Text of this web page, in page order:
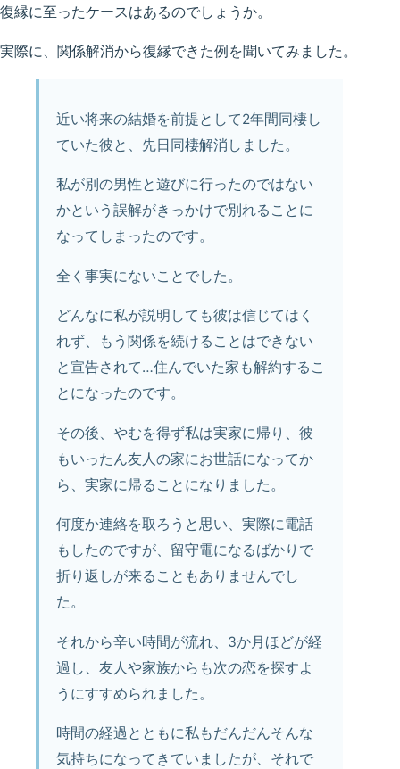
復縁に至ったケースはあるのでしょうか。
実際に、関係解消から復縁できた例を聞いてみました。
近い将来の結婚を前提として2年間同棲し
ていた彼と、先日同棲解消しました。
私が別の男性と遊びに行ったのではない
かという誤解がきっかけで別れることに
なってしまったのです。
全く事実にないことでした。
どんなに私が説明しても彼は信じてはく
れず、もう関係を続けることはできない
と宣告されて…住んでいた家も解約するこ
とになったのです。
その後、やむを得ず私は実家に帰り、彼
もいったん友人の家にお世話になってか
ら、実家に帰ることになりました。
何度か連絡を取ろうと思い、実際に電話
もしたのですが、留守電になるばかりで
折り返しが来ることもありませんでし
た。
それから辛い時間が流れ、3か月ほどが経
過し、友人や家族からも次の恋を探すよ
うにすすめられました。
時間の経過とともに私もだんだんそんな
気持ちになってきていましたが、それで